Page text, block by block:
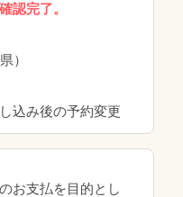
認完了。
）
込み後の予約変更
お支払を目的とし